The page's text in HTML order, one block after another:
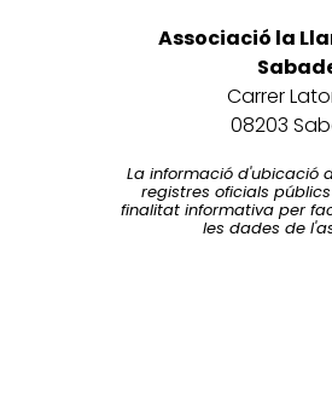
Associació la
Carrer
08203
La informació d'ubicació
registres oficials
finalitat informativa per
les dades de